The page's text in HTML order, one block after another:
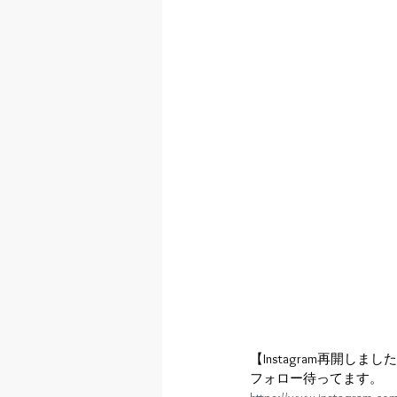
【Instagram再開しまし
フォロー待ってます。